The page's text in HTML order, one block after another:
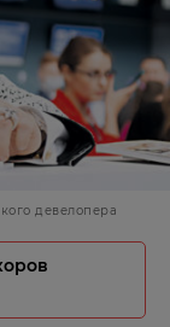
девелопера